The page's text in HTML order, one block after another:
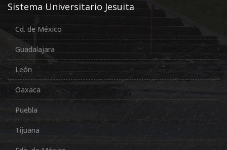
Sistema Universitario Jesuita
Cd. de México
Guadalajara
León
Oaxaca
Puebla
Tijuana